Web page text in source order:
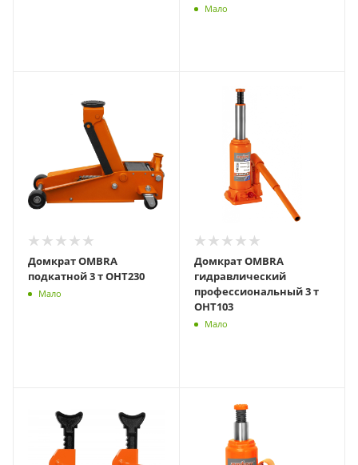
Мало
Домкрат OMBRA
подкатной 3 т OHT230
Мало
Домкрат OMBRA
гидравлический
профессиональный 3 т
OHT103
Мало